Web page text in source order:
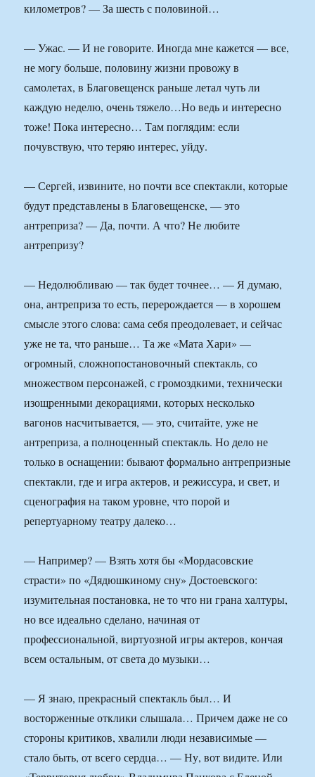
километров? — За шесть с половиной…
— Ужас. — И не говорите. Иногда мне кажется — все,
не могу больше, половину жизни провожу в
самолетах, в Благовещенск раньше летал чуть ли
каждую неделю, очень тяжело…Но ведь и интересно
тоже! Пока интересно… Там поглядим: если
почувствую, что теряю интерес, уйду.
— Сергей, извините, но почти все спектакли, которые
будут представлены в Благовещенске, — это
антреприза? — Да, почти. А что? Не любите
антрепризу?
— Недолюбливаю — так будет точнее… — Я думаю,
она, антреприза то есть, перерождается — в хорошем
смысле этого слова: сама себя преодолевает, и сейчас
уже не та, что раньше… Та же «Мата Хари» —
огромный, сложнопостановочный спектакль, со
множеством персонажей, с громоздкими, технически
изощренными декорациями, которых несколько
вагонов насчитывается, — это, считайте, уже не
антреприза, а полноценный спектакль. Но дело не
только в оснащении: бывают формально антрепризные
спектакли, где и игра актеров, и режиссура, и свет, и
сценография на таком уровне, что порой и
репертуарному театру далеко…
— Например? — Взять хотя бы «Мордасовские
страсти» по «Дядюшкиному сну» Достоевского:
изумительная постановка, не то что ни грана халтуры,
но все идеально сделано, начиная от
профессиональной, виртуозной игры актеров, кончая
всем остальным, от света до музыки…
— Я знаю, прекрасный спектакль был… И
восторженные отклики слышала… Причем даже не со
стороны критиков, хвалили люди независимые —
стало быть, от всего сердца… — Ну, вот видите. Или